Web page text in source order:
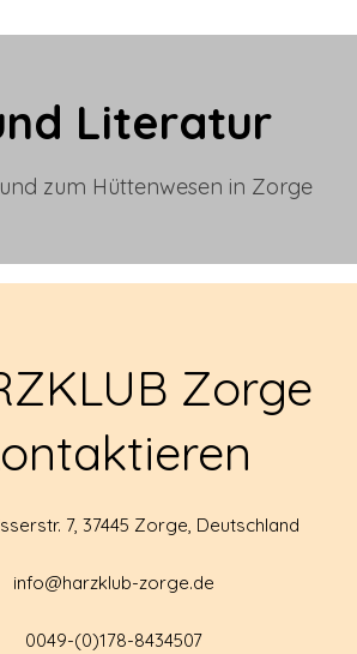
Literatur
zum Hüttenwesen in Zorge
Zorge
7, 37445 Zorge, Deutschland
info@harzklub-zorge.de
0049-(0)178-8434507